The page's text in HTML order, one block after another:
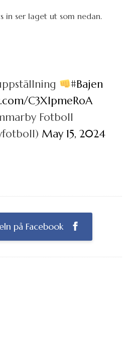
in ser laget ut som nedan.
#Bajen
C3XlpmeRoA
Fotboll
May 15, 2024
på Facebook